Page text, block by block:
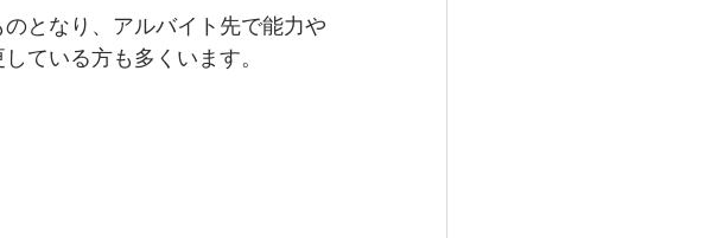
となり、アルバイト先で能力や
ている方も多くいます。